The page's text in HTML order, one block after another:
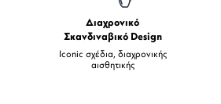
Διαχρονικό
Σκανδιναβικό Design
Iconic σχέδια, διαχρονικής
αισθητικής